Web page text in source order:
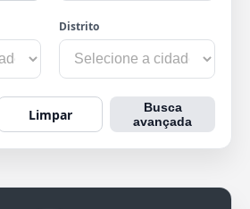
Distrito
Limpar
Busca
avançada